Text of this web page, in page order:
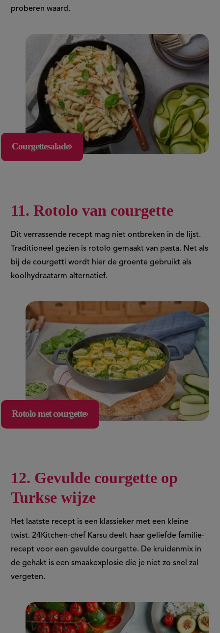
proberen waard.
Courgettesalade
11. Rotolo van courgette
Dit verrassende recept mag niet ontbreken in de lijst.
Traditioneel gezien is rotolo gemaakt van pasta. Net als
bij de courgetti wordt hier de groente gebruikt als
koolhydraatarm alternatief.
Rotolo met courgette
12. Gevulde courgette op
Turkse wijze
Het laatste recept is een klassieker met een kleine
twist. 24Kitchen-chef Karsu deelt haar geliefde familie-
recept voor een gevulde courgette. De kruidenmix in
de gehakt is een smaakexplosie die je niet zo snel zal
vergeten.